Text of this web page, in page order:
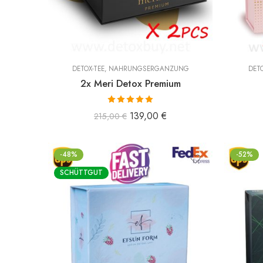
DETOX-TEE, NAHRUNGSERGÄNZUNG
2x Meri Detox Premium
Bewertet mit
von 5
215,00€ 139,00 €
-48%
SCHÜTTGUT
-52%